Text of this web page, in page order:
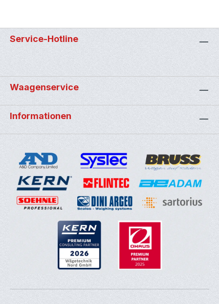
Service-Hotline
Waagenservice
Informationen